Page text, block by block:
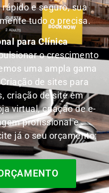
e seguro, sua
tudo o precisa.
para Clínica
o crescimento
uma ampla gama
de sites para
criação de site em
virtual, criação de e-
profissional e
já o seu orçamento: